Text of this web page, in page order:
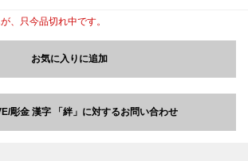
、只今品切れ中です。
お気に入りに追加
彫金 漢字 「絆」に対するお問い合わせ